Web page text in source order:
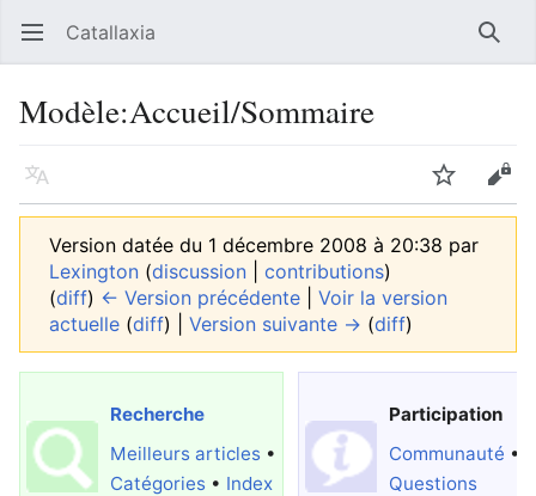
Ouvrir le menu principal Catallaxia
Modèle:Accueil/Sommaire
Langue Suivre
Version datée du 1 décembre 2008 à 20:38 par
Lexington (discussion contributions)
(diff) ← Version précédente
Voir la version
actuelle (diff) | Version suivante → (diff)
Recherche
Meilleurs articles •
Catégories • Index
Participation
Communauté •
Questions